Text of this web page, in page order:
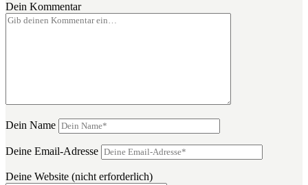
Dein Kommentar
Dein Name
Deine Email-Adresse
Deine Website (nicht erforderlich)